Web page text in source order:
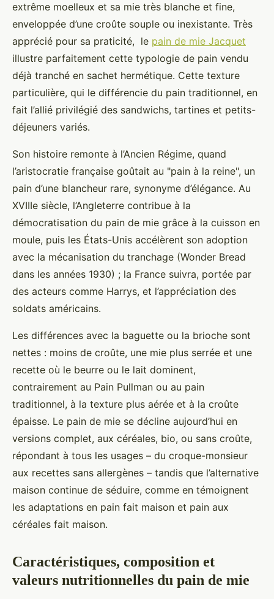
extrême moelleux et sa mie très blanche et fine,
enveloppée d’une croûte souple ou inexistante. Très
apprécié pour sa praticité, le pain de mie Jacquet
illustre parfaitement cette typologie de pain vendu
déjà tranché en sachet hermétique. Cette texture
particulière, qui le différencie du pain traditionnel, en
fait l’allié privilégié des sandwichs, tartines et petits-
déjeuners variés.
Son histoire remonte à l’Ancien Régime, quand
l’aristocratie française goûtait au "pain à la reine", un
pain d’une blancheur rare, synonyme d’élégance. Au
XVIIIe siècle, l’Angleterre contribue à la
démocratisation du pain de mie grâce à la cuisson en
moule, puis les États-Unis accélèrent son adoption
avec la mécanisation du tranchage (Wonder Bread
dans les années 1930) ; la France suivra, portée par
des acteurs comme Harrys, et l’appréciation des
soldats américains.
Les différences avec la baguette ou la brioche sont
nettes : moins de croûte, une mie plus serrée et une
recette où le beurre ou le lait dominent,
contrairement au Pain Pullman ou au pain
traditionnel, à la texture plus aérée et à la croûte
épaisse. Le pain de mie se décline aujourd’hui en
versions complet, aux céréales, bio, ou sans croûte,
répondant à tous les usages – du croque-monsieur
aux recettes sans allergènes – tandis que l’alternative
maison continue de séduire, comme en témoignent
les adaptations en pain fait maison et pain aux
céréales fait maison.
Caractéristiques, composition et
valeurs nutritionnelles du pain de mie